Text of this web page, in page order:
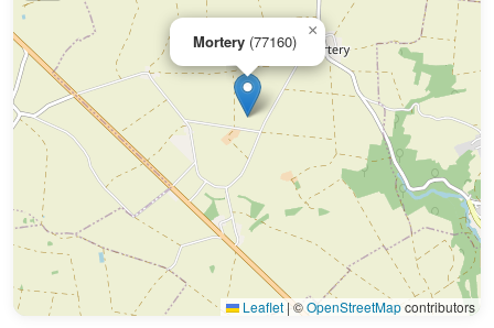
Mortery (77160)
×
Leaflet |©OpenStreetMapcontributors